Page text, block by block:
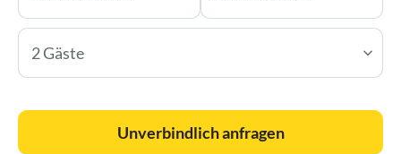
2 Gäste
Unverbindlich anfragen